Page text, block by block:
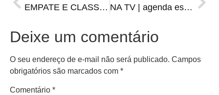
EMPATE E CLASSIFICAÇÃO | Em duelo de reservas, tudo igual entre Ypiranga e Grêmio NA TV | agenda esportiva de segunda-feira, 13 de março
Deixe um comentário
O seu endereço de e-mail não será publicado. Campos
obrigatórios são marcados com *
Comentário *